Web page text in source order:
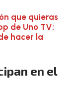
que quieras
de Uno TV:
hacer la
en el